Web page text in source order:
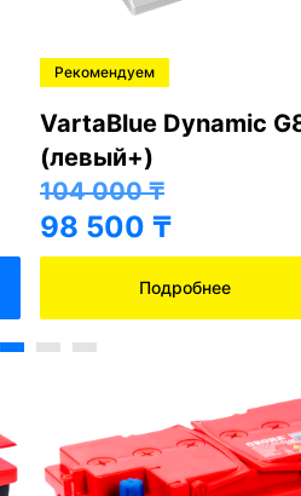
Рекомендуем
VartaBlue Dynamic
(левый+)
104 000₸
98 500 ₸
Подробнее